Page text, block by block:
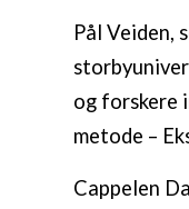
Pål Veiden,
og forskere
metode –
Cappelen